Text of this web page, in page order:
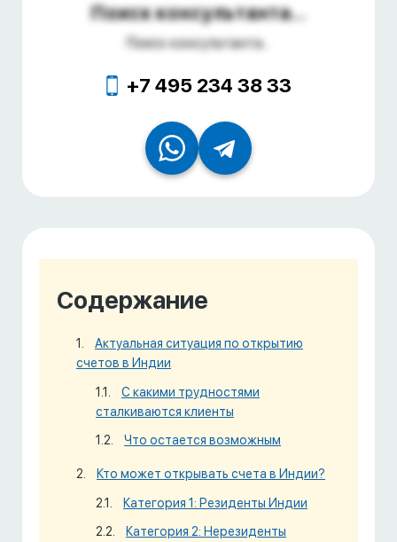
Поиск консультанта...
Поиск консультанта...
+7 495 234 38 33
Содержание
Актуальная ситуация по открытию
счетов в Индии
С какими трудностями
сталкиваются клиенты
Что остается возможным
Кто может открывать счета в Индии?
Категория 1: Резиденты Индии
Категория 2: Нерезиденты